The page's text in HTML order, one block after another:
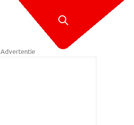
Advertentie